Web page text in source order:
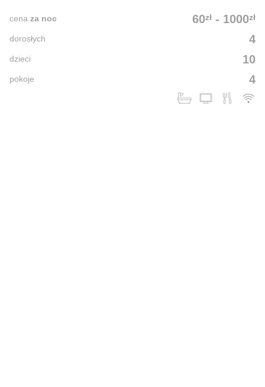
60zł - 1000zł
cena za noc
4
dorosłych
10
dzieci
4
pokoje